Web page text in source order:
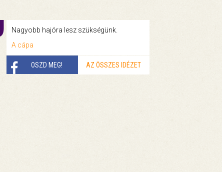
Nagyobb hajóra lesz szükségünk.
A cápa
OSZD MEG! AZ ÖSSZES IDÉZET